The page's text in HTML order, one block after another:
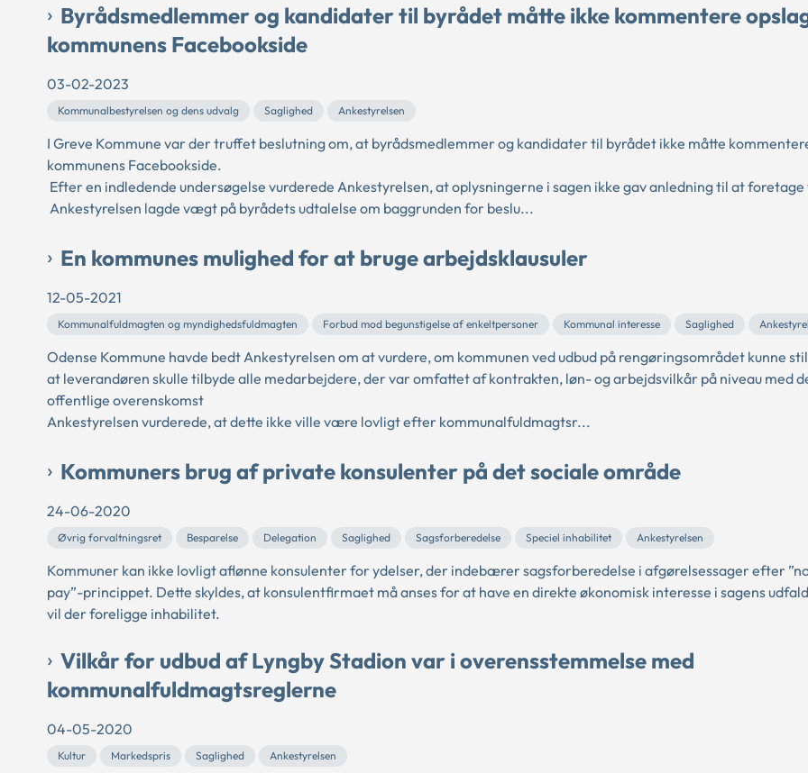
Byrådsmedlemmer og kandidater til byrådet måtte ikke kommentere
kommunens Facebookside
03-02-2023
Kommunalbestyrelsen og dens udvalg Saglighed Ankestyrelsen
I Greve Kommune var der truffet beslutning om, at byrådsmedlemmer og kandidater til byrådet ikke måtte
kommunens Facebookside.
Efter en indledende undersøgelse vurderede Ankestyrelsen, at oplysningerne i sagen ikke gav anledning til at foretage
Ankestyrelsen lagde vægt på byrådets udtalelse om baggrunden for beslu...
En kommunes mulighed for at bruge arbejdsklausuler
12-05-2021
Kommunalfuldmagten og myndighedsfuldmagten Forbud mod begunstigelse af enkeltpersoner Kommunal interesse Saglighed
Odense Kommune havde bedt Ankestyrelsen om at vurdere, om kommunen ved udbud på rengøringsområdet kunne
at leverandøren skulle tilbyde alle medarbejdere, der var omfattet af kontrakten, løn- og arbejdsvilkår på niveau med
offentlige overenskomst
Ankestyrelsen vurderede, at dette ikke ville være lovligt efter kommunalfuldmagtsr...
Kommuners brug af private konsulenter på det sociale område
24-06-2020
Øvrig forvaltningsret Besparelse Delegation Saglighed Sagsforberedelse Speciel inhabilitet Ankestyrelsen
Kommuner kan ikke lovligt aflønne konsulenter for ydelser, der indebærer sagsforberedelse i afgørelsessager efter
pay”-princippet. Dette skyldes, at konsulentfirmaet må anses for at have en direkte økonomisk interesse i sagens
vil der foreligge inhabilitet.
Vilkår for udbud af Lyngby Stadion var i overensstemmelse med
kommunalfuldmagtsreglerne
04-05-2020
Kultur Markedspris Saglighed Ankestyrelsen